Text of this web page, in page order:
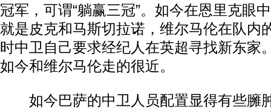
冠军，可谓“躺赢三冠”。如今在恩里克眼
就是皮克和马斯切拉诺，维尔马伦在队内
时中卫自己要求经纪人在英超寻找新东家
如今和维尔马伦走的很近。
如今巴萨的中卫人员配置显得有些臃